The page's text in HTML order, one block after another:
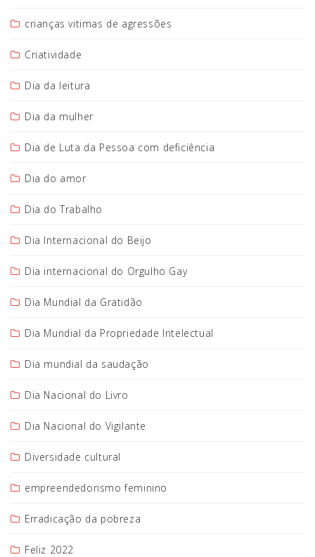
crianças vitimas de agressões
Criatividade
Dia da leitura
Dia da mulher
Dia de Luta da Pessoa com deficiência
Dia do amor
Dia do Trabalho
Dia Internacional do Beijo
Dia internacional do Orgulho Gay
Dia Mundial da Gratidão
Dia Mundial da Propriedade Intelectual
Dia mundial da saudação
Dia Nacional do Livro
Dia Nacional do Vigilante
Diversidade cultural
empreendedorismo feminino
Erradicação da pobreza
Feliz 2022